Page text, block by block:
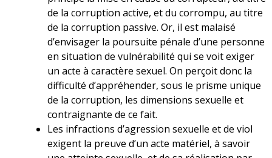
de la corruption active, et du corrompu, au titre
de la corruption passive. Or, il est malaisé
d’envisager la poursuite pénale d’une personne
en situation de vulnérabilité qui se voit exiger
un acte à caractère sexuel. On perçoit donc la
difficulté d’appréhender, sous le prisme unique
de la corruption, les dimensions sexuelle et
contraignante de ce fait.
Les infractions d’agression sexuelle et de viol
exigent la preuve d’un acte matériel, à savoir